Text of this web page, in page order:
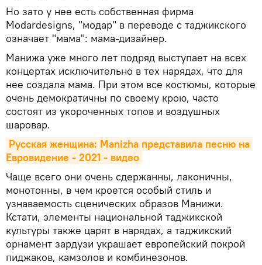
Но зато у нее есть собственная фирма
Modardesigns, "модар" в переводе с таджикского
означает "мама": мама-дизайнер.
Манижа уже много лет подряд выступает на всех
концертах исключительно в тех нарядах, что для
нее создала мама. При этом все костюмы, которые
очень демократичны по своему крою, часто
состоят из укороченных топов и воздушных
шаровар.
Русская женщина: Manizha представила песню на
Евровидение - 2021 - видео
Чаще всего они очень сдержанны, лаконичны,
монотонны, в чем кроется особый стиль и
узнаваемость сценических образов Манижи.
Кстати, элементы национальной таджикской
культуры также царят в нарядах, а таджикский
орнамент зардузи украшает европейский покрой
пиджаков, камзолов и комбинезонов.